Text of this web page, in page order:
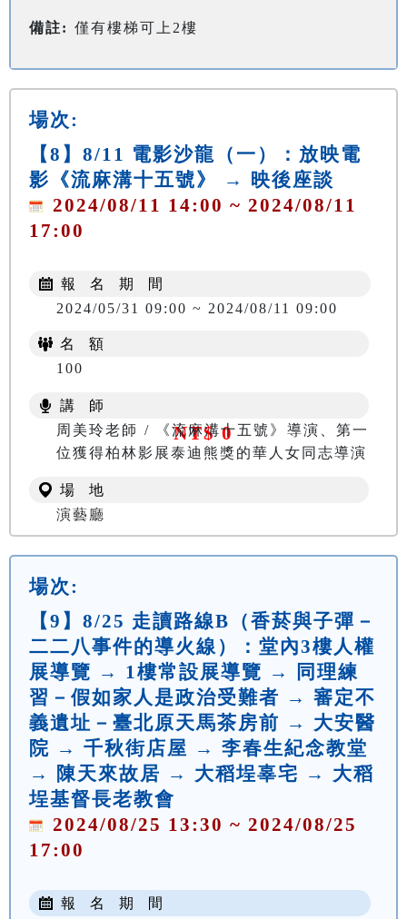
備註: 僅有樓梯可上2樓
場次:
【8】8/11 電影沙龍（一）：放映電
影《流麻溝十五號》 → 映後座談
2024/08/11 14:00 ~ 2024/08/11
17:00
NT$ 0
報 名 期 間
2024/05/31 09:00 ~ 2024/08/11 09:00
名 額
100
講 師
周美玲老師 / 《流麻溝十五號》導演、第一
位獲得柏林影展泰迪熊獎的華人女同志導演
場 地
演藝廳
場次:
【9】8/25 走讀路線B（香菸與子彈－
二二八事件的導火線）：堂內3樓人權
展導覽 → 1樓常設展導覽 → 同理練
習－假如家人是政治受難者 → 審定不
義遺址－臺北原天馬茶房前 → 大安醫
院 → 千秋街店屋 → 李春生紀念教堂
→ 陳天來故居 → 大稻埕辜宅 → 大稻
埕基督長老教會
2024/08/25 13:30 ~ 2024/08/25
17:00
報 名 期 間